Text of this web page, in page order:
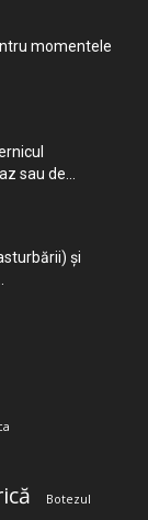
momentele
sau de...
şi
Botezul